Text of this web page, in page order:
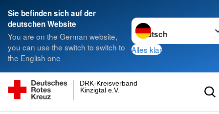
Sie befinden sich auf der
deutschen Website
You are on the German website,
you can use the switch to switch to
the English one
Sprache wechseln zu
Alles klar
Kinzigtal e.V.
DRK-Kreisverband